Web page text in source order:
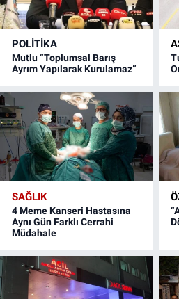
POLITIKA
Mutlu “Toplumsal Barış
Ayrım Yapılarak Kurulamaz”
SAĞLIK
4 Meme Kanseri Hastasına
Aynı Gün Farklı Cerrahi
Müdahale